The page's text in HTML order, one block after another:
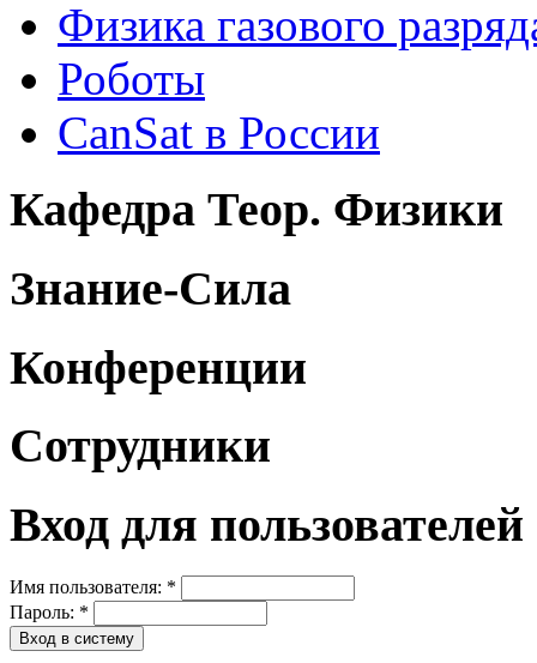
Физика газового
Роботы
CanSat в России
Кафедра Теор. Физики
Знание-Сила
Конференции
Сотрудники
Вход для пользователей
Имя пользователя: *
Пароль: *